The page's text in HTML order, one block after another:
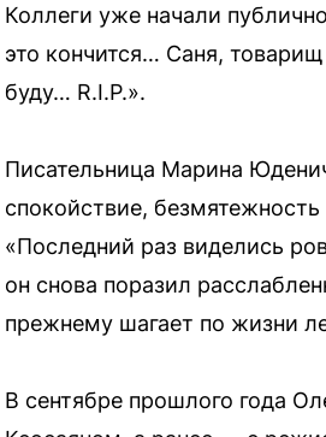
Коллеги уже начали
это кончится… Саня,
буду… R.I.P.».
Писательница Марина
спокойствие,
«Последний раз виделись
он снова поразил
прежнему шагает по жизни
В сентябре прошлого года